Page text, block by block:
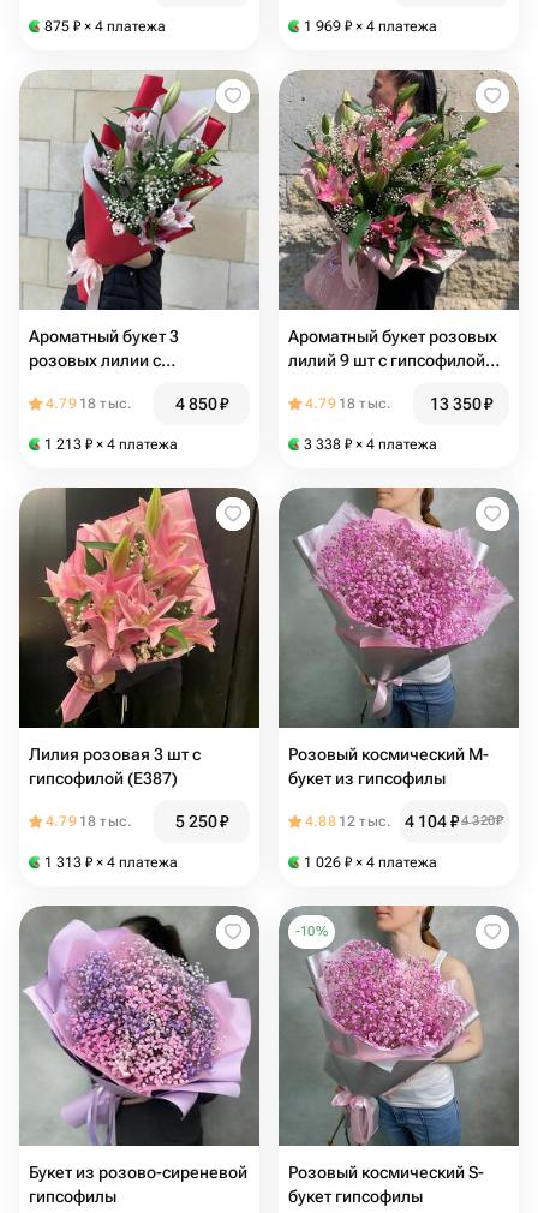
875 ₽ × 4 платежа 1 969 ₽ × 4 платежа
Ароматный букет 3
розовых лилии с
4.79 18 тыс. 4 850₽
1 213 ₽ × 4 платежа
Ароматный букет розовых
лилий 9 шт с гипсофилой
4.79 18 тыс. 13 350₽
3 338 ₽ × 4 платежа
Лилия розовая 3 шт с
гипсофилой (E387)
4.79 18 тыс. 5 250₽
1 313 ₽ × 4 платежа
Розовый космический M-
букет из гипсофилы
4.88 12 тыс. 4 104₽4 320₽
1 026 ₽ × 4 платежа
Букет из розово-сиреневой
гипсофилы
-10%
Розовый космический S-
букет гипсофилы